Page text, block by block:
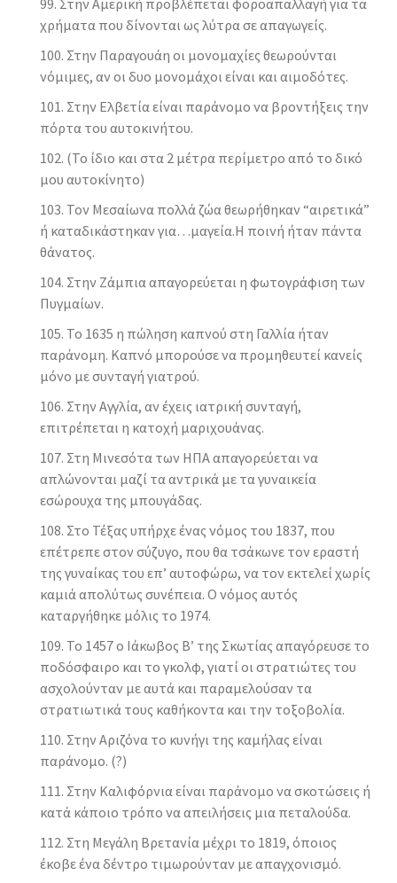
χρήματα που δίνονται ως λύτρα σε απαγωγείς.
Στην Παραγουάη οι μονομαχίες θεωρούνται
νόμιμες, αν οι δυο μονομάχοι είναι και αιμοδότες.
Στην Ελβετία είναι παράνομο να βροντήξεις την
πόρτα του αυτοκινήτου.
(Το ίδιο και στα 2 μέτρα περίμετρο από το δικό
μου αυτοκίνητο)
Τον Μεσαίωνα πολλά ζώα θεωρήθηκαν “αιρετικά”
ή καταδικάστηκαν για…μαγεία.Η ποινή ήταν πάντα
θάνατος.
Στην Ζάμπια απαγορεύεται η φωτογράφιση των
Πυγμαίων.
Το 1635 η πώληση καπνού στη Γαλλία ήταν
παράνομη. Καπνό μπορούσε να προμηθευτεί κανείς
μόνο με συνταγή γιατρού.
Στην Αγγλία, αν έχεις ιατρική συνταγή,
επιτρέπεται η κατοχή μαριχουάνας.
Στη Μινεσότα των ΗΠΑ απαγορεύεται να
απλώνονται μαζί τα αντρικά με τα γυναικεία
εσώρουχα της μπουγάδας.
Στο Τέξας υπήρχε ένας νόμος του 1837, που
επέτρεπε στον σύζυγο, που θα τσάκωνε τον εραστή
της γυναίκας του επ’ αυτοφώρω, να τον εκτελεί χωρίς
καμιά απολύτως συνέπεια. Ο νόμος αυτός
καταργήθηκε μόλις το 1974.
Το 1457 ο Ιάκωβος Β’ της Σκωτίας απαγόρευσε το
ποδόσφαιρο και το γκολφ, γιατί οι στρατιώτες του
ασχολούνταν με αυτά και παραμελούσαν τα
στρατιωτικά τους καθήκοντα και την τοξοβολία.
Στην Αριζόνα το κυνήγι της καμήλας είναι
παράνομο. (?)
Στην Καλιφόρνια είναι παράνομο να σκοτώσεις ή
κατά κάποιο τρόπο να απειλήσεις μια πεταλούδα.
Στη Μεγάλη Βρετανία μέχρι το 1819, όποιος
έκοβε ένα δέντρο τιμωρούνταν με απαγχονισμό.